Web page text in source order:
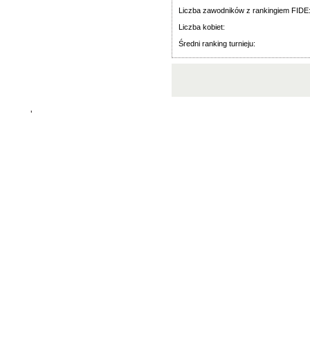
Liczba zawodników z rankingiem FIDE:
Liczba kobiet:
Średni ranking turnieju:
'